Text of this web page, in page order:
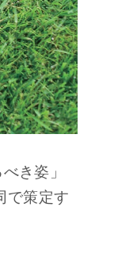
き姿」
で策定す